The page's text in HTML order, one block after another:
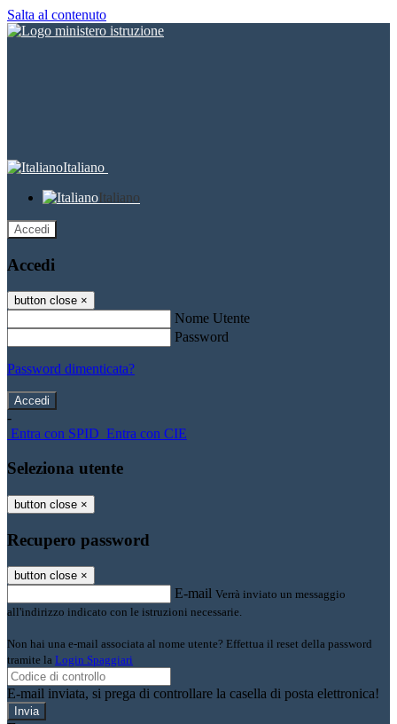
Salta al contenuto
Italiano
Italiano
Accedi
Accedi
button close ×
Nome Utente
Password
Password dimenticata?
-
Entra con SPID Entra con CIE
Seleziona utente
button close ×
Recupero password
button close ×
E-mail Verrà inviato un messaggio
all'indirizzo indicato con le istruzioni necessarie.
Non hai una e-mail associata al nome utente? Effettua il reset della password
tramite la Login Spaggiari
E-mail inviata, si prega di controllare la casella di posta elettronica!